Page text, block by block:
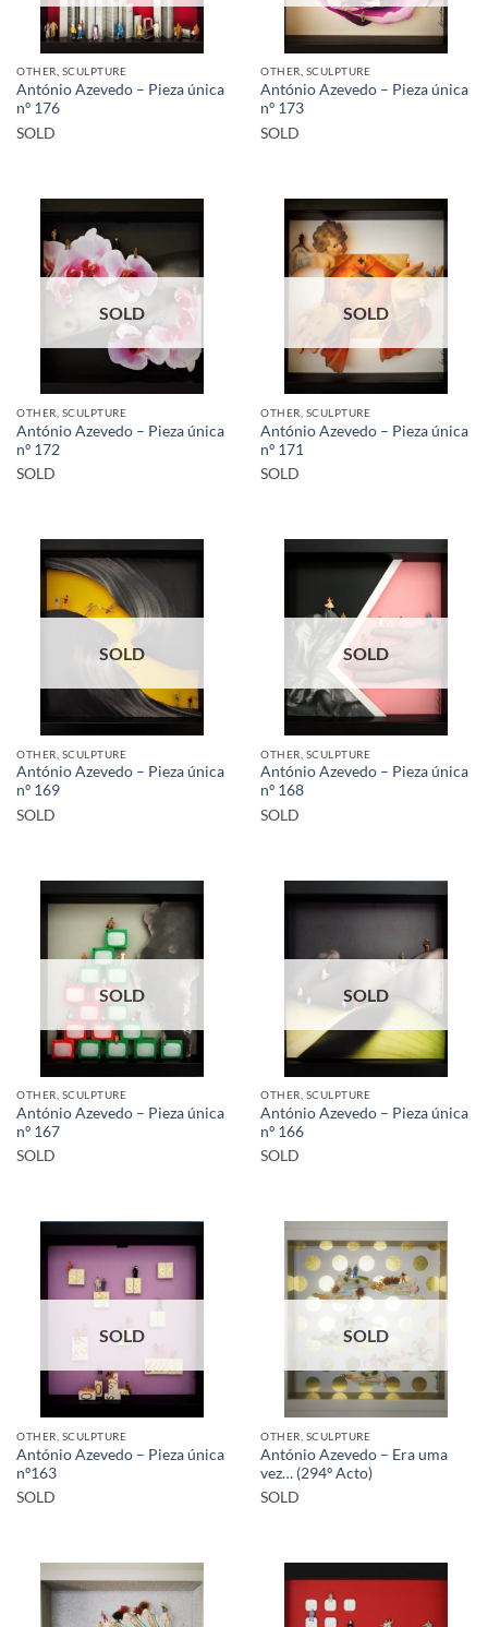
OTHER, SCULPTURE
António Azevedo – Pieza única
nº 176
SOLD
OTHER, SCULPTURE
António Azevedo – Pieza única
nº 173
SOLD
SOLD
OTHER, SCULPTURE
António Azevedo – Pieza única
nº 172
SOLD
SOLD
OTHER, SCULPTURE
António Azevedo – Pieza única
nº 171
SOLD
SOLD
OTHER, SCULPTURE
António Azevedo – Pieza única
nº 169
SOLD
SOLD
OTHER, SCULPTURE
António Azevedo – Pieza única
nº 168
SOLD
SOLD
OTHER, SCULPTURE
António Azevedo – Pieza única
nº 167
SOLD
SOLD
OTHER, SCULPTURE
António Azevedo – Pieza única
nº 166
SOLD
SOLD
OTHER, SCULPTURE
António Azevedo – Pieza única
nº163
SOLD
SOLD
OTHER, SCULPTURE
António Azevedo – Era uma
vez… (294º Acto)
SOLD